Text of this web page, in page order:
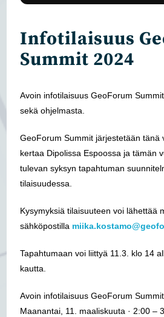
Infotilaisuus
Summit 2024
Avoin infotilaisuus GeoForum
sekä ohjelmasta.
GeoForum Summit järjestetään tänä
kertaa Dipolissa Espoossa ja tämän
tulevan syksyn tapahtuman
tilaisuudessa.
Kysymyksiä tilaisuuteen voi lähettää
sähköpostilla
Tapahtumaan voi liittyä 11.3. klo 14
kautta.
Avoin infotilaisuus GeoForum
Maanantai, 11. maaliskuuta · 2:00 –